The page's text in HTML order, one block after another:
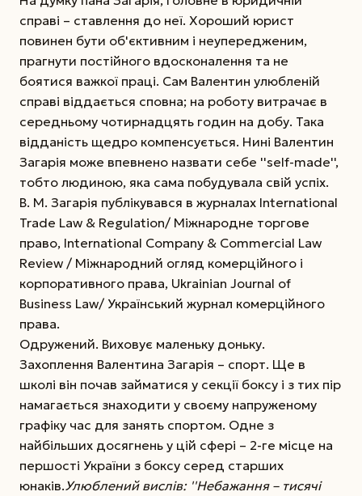
справі – ставлення до неї. Хороший юрист
повинен бути об'єктивним і неупередженим,
прагнути постійного вдосконалення та не
боятися важкої праці. Сам Валентин улюбленій
справі віддається сповна; на роботу витрачає в
середньому чотирнадцять годин на добу. Така
відданість щедро компенсується. Нині Валентин
Загарія може впевнено назвати себе ''self-made'',
тобто людиною, яка сама побудувала свій успіх.
В. М. Загарія публікувався в журналах International
Trade Law & Regulation/ Міжнародне торгове
право, International Company & Commercial Law
Review / Міжнародний огляд комерційного і
корпоративного права, Ukrainian Journal of
Business Law/ Український журнал комерційного
права.
Одружений. Виховує маленьку доньку.
Захоплення Валентина Загарія – спорт. Ще в
школі він почав займатися у секції боксу і з тих пір
намагається знаходити у своєму напруженому
графіку час для занять спортом. Одне з
найбільших досягнень у цій сфері – 2-ге місце на
першості України з боксу серед старших
юнаків.Улюблений вислів: ''Небажання – тисячі